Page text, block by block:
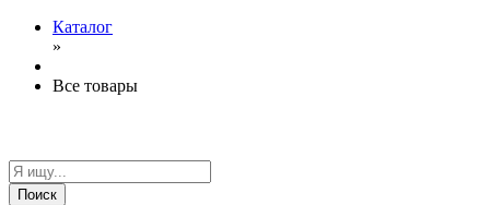
Каталог
»
Все товары
Поиск